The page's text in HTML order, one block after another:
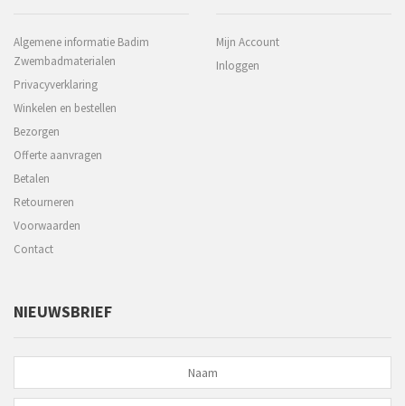
Algemene informatie Badim
Zwembadmaterialen
Privacyverklaring
Winkelen en bestellen
Bezorgen
Offerte aanvragen
Betalen
Retourneren
Voorwaarden
Contact
Mijn Account
Inloggen
NIEUWSBRIEF